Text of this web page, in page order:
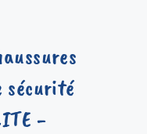
sécurité
-